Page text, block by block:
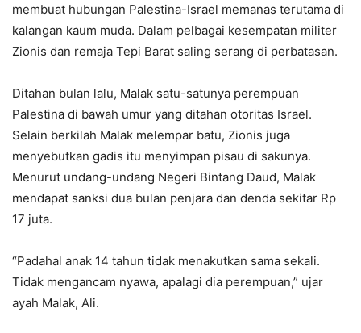
membuat hubungan Palestina-Israel memanas terutama di
kalangan kaum muda. Dalam pelbagai kesempatan militer
Zionis dan remaja Tepi Barat saling serang di perbatasan.
Ditahan bulan lalu, Malak satu-satunya perempuan
Palestina di bawah umur yang ditahan otoritas Israel.
Selain berkilah Malak melempar batu, Zionis juga
menyebutkan gadis itu menyimpan pisau di sakunya.
Menurut undang-undang Negeri Bintang Daud, Malak
mendapat sanksi dua bulan penjara dan denda sekitar Rp
17 juta.
“Padahal anak 14 tahun tidak menakutkan sama sekali.
Tidak mengancam nyawa, apalagi dia perempuan,” ujar
ayah Malak, Ali.